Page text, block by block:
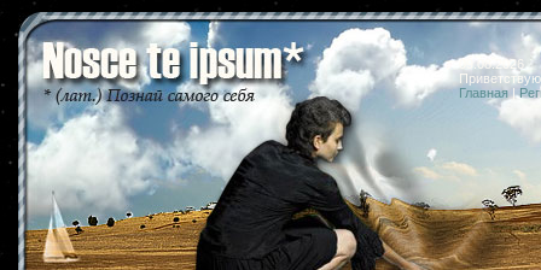
09.08.2026
Главная |